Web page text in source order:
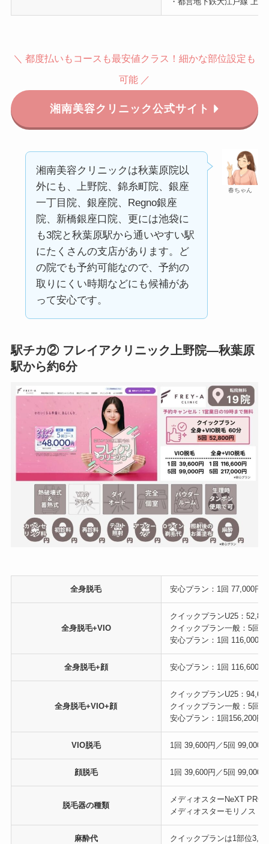
＼ 都度払いもコースも最安値クラス！細かな部位設定も
可能 ／
湘南美容クリニック公式サイト
春ちゃん
湘南美容クリニックは秋葉原院以
外にも、上野院、錦糸町院、銀座
一丁目院、銀座院、Regno銀座
院、新橋銀座口院、更には池袋に
も3院と秋葉原駅から通いやすい駅
にたくさんの支店があります。ど
の院でも予約可能なので、予約の
取りにくい時期などにも候補があ
って安心です。
駅チカ② フレイアクリニック上野院—秋葉原
駅から約6分
全身脱毛 安心プラン：1回 77,000円
全身脱毛+VIO
クイックプランU25：
クイックプラン一般：5回
安心プラン：1回 116,000
全身脱毛+顔 安心プラン：1回 116,600
全身脱毛+VIO+顔
クイックプランU25：
クイックプラン一般：5回
安心プラン：1回156,200円
VIO脱毛 1回 39,600円／5回 99,000
顔脱毛 1回 39,600円／5回 99,000
脱毛器の種類
メディオスターNeXT PRO
メディオスターモリノス
麻酔代 クイックプランは1部位